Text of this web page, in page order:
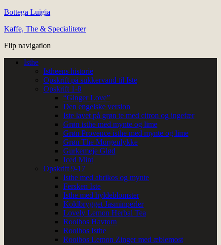
Bottega Luigia
Kaffe, The & Specialiteter
Flip navigation
Isthe
Istheens historie
Opskrift på sukkervand til Iste
Opskrift 1-8
“Ginger Love”
Den engelske version
Iste lavet på grøn te med citron og ingefær
Grøn isthe med mynte og lime
Grøn Provence isthe med mynte og lime
Grøn The Morgenlykke
Gurkemeje Glød
Iced Mint
Opskrift 9-17
Isthe med abrikos og mynte
Fersken Iste
Isthe med hyldeblomster
Koldbrygget Jasminperler
Lovely Lemon Herbal Tea
Rooibos Havtorn
Rooibos Isthe
Rooibos Lemon Zinger med æblemost